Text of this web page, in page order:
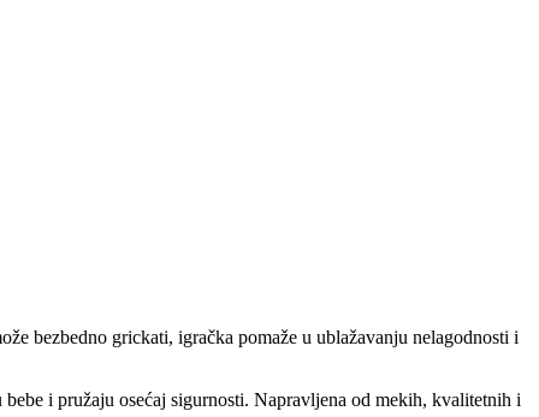
bezbedno grickati, igračka pomaže u ublažavanju nelagodnosti i
i pružaju osećaj sigurnosti. Napravljena od mekih, kvalitetnih i